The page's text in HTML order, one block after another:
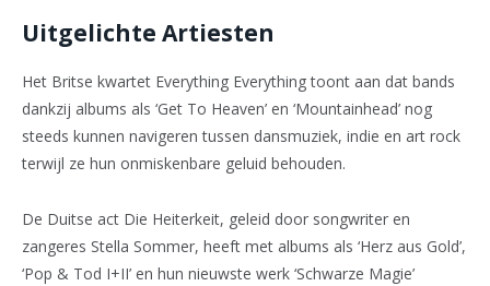
Uitgelichte Artiesten
Het Britse kwartet Everything Everything toont aan dat bands
dankzij albums als ‘Get To Heaven’ en ‘Mountainhead’ nog
steeds kunnen navigeren tussen dansmuziek, indie en art rock
terwijl ze hun onmiskenbare geluid behouden.
De Duitse act Die Heiterkeit, geleid door songwriter en
zangeres Stella Sommer, heeft met albums als ‘Herz aus Gold’,
‘Pop & Tod I+II’ en hun nieuwste werk ‘Schwarze Magie’